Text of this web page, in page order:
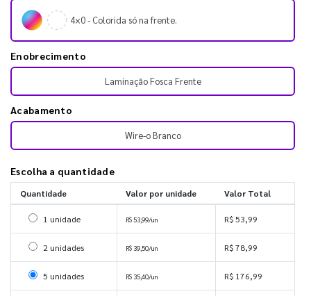
4×0 - Colorida só na frente.
Enobrecimento
Laminação Fosca Frente
Acabamento
Wire-o Branco
Escolha a quantidade
Quantidade Valor por unidade Valor Total
Selecionar 1 unidade
1 unidade R$ 53,99/un R$ 53,99
Selecionar 2 unidades
2 unidades R$ 39,50/un R$ 78,99
Selecionar 5 unidades
5 unidades R$ 35,40/un R$ 176,99